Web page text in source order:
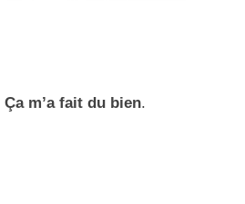
Ça m’a fait du bien.